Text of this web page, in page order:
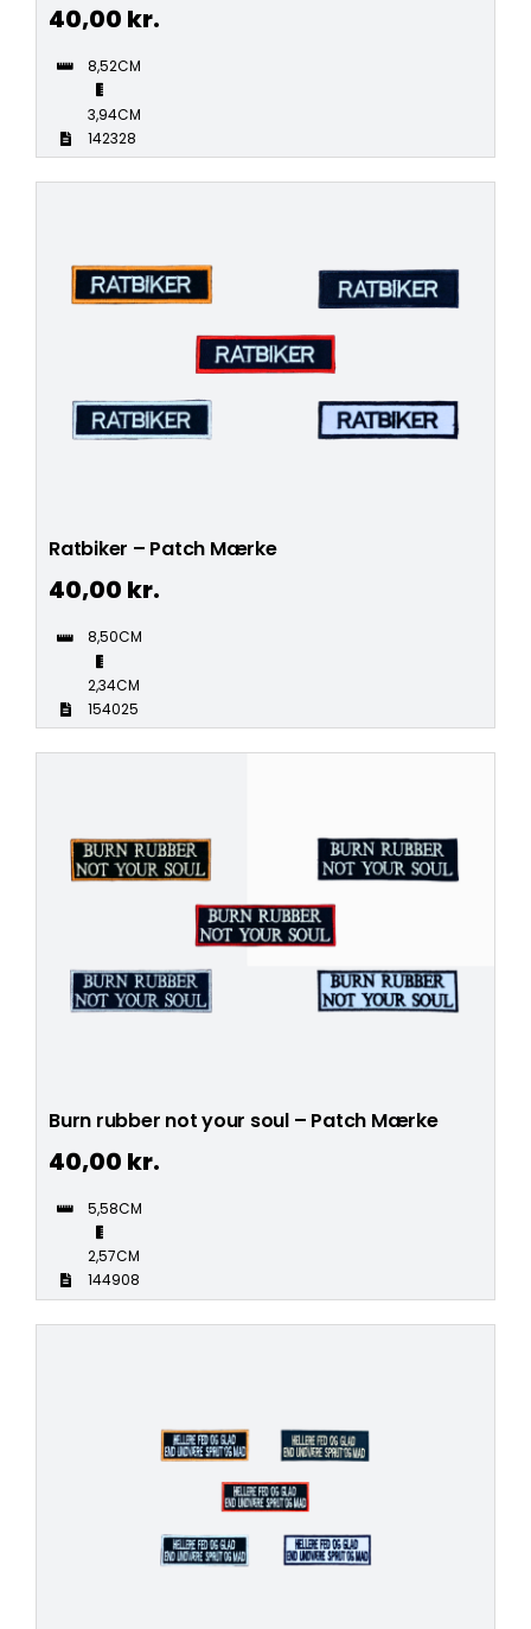
40,00 kr.
8,52CM
3,94CM
142328
Ratbiker – Patch Mærke
40,00 kr.
8,50CM
2,34CM
154025
Burn rubber not your soul – Patch Mærke
40,00 kr.
5,58CM
2,57CM
144908